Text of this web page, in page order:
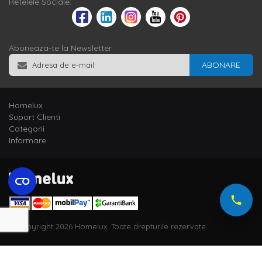
Aboneaza-te la Newsletter
ABONARE
Homelux
Suport Clienti
Categorii
Informare
© Copyright 2026 Homelux. Toate drepturile rezervate.